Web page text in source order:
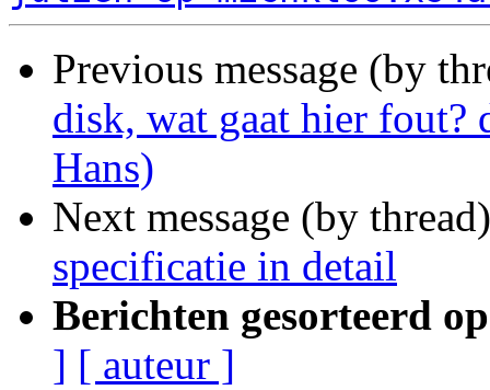
Previous message (by
disk, wat gaat hier fout?
Hans)
Next message (by
specificatie in detail
Berichten gesorteerd
] [ auteur ]